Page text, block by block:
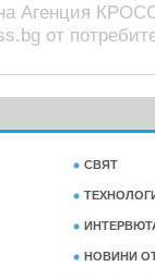
Агенция
от
СВЯТ
НОВИНИ